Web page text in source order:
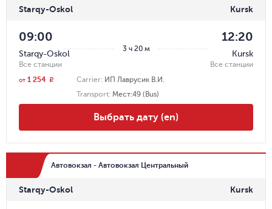
Starqy-Oskol Kursk
3 ч 20 м
09:00
Starqy-Oskol
Все станции
12:20
Kursk
Все станции
Carrier: ИП Лаврусик В.И.
Transport: Мест:49 (Bus)
от 1 254 r
Выбрать дату (en)
Автовокзал - Автовокзал Центральный
Starqy-Oskol Kursk